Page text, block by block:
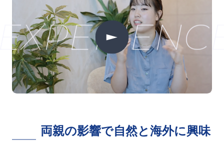
両親の影響で自然と海外に興味